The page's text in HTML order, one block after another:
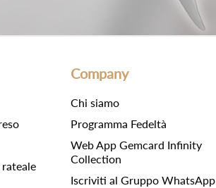
Company
Chi siamo
Programma Fedeltà
Web App Gemcard Infinity
Collection
Iscriviti al Gruppo WhatsApp